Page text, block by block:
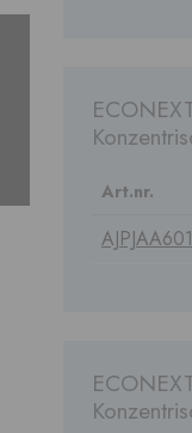
Art.nr.
AJPJAA601